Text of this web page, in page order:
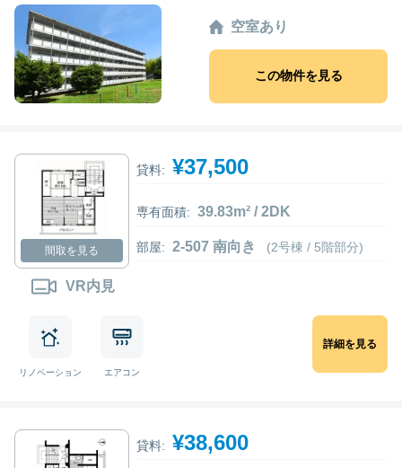
空室あり
この物件を見る
間取を見る
VR内見
貸料: ¥37,500
専有面積: 39.83m² / 2DK
部屋: 2-507 南向き (2号棟 / 5階部分)
リノベーション エアコン
詳細を見る
貸料: ¥38,600